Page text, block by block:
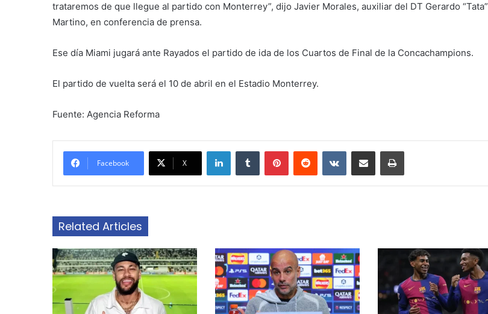
trataremos de que llegue al partido con Monterrey”, dijo Javier Morales, auxiliar del DT Gerardo “Tata”
Martino, en conferencia de prensa.
Ese día Miami jugará ante Rayados el partido de ida de los Cuartos de Final de la Concachampions.
El partido de vuelta será el 10 de abril en el Estadio Monterrey.
Fuente: Agencia Reforma
Facebook X
LinkedInTumblr PinterestReddit VKontakteShare via Email Print
Related Articles